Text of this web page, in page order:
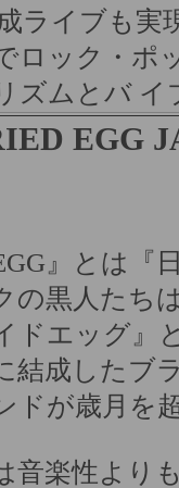
ライブも実
ロック・ポ
ズムとバ イ
EGG
』とは
の黒人たち
ドエッグ』
結成したブ
ドが歳月を
音楽性より